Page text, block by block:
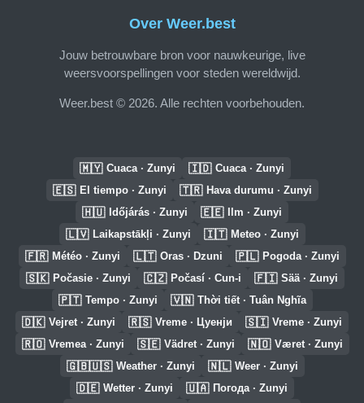
Over Weer.best
Jouw betrouwbare bron voor nauwkeurige, live
weersvoorspellingen voor steden wereldwijd.
Weer.best © 2026. Alle rechten voorbehouden.
🇲🇾 Cuaca · Zunyi 🇮🇩 Cuaca · Zunyi
🇪🇸 El tiempo · Zunyi 🇹🇷 Hava durumu · Zunyi
🇭🇺 Időjárás · Zunyi 🇪🇪 Ilm · Zunyi
🇱🇻 Laikapstākļi · Zunyi 🇮🇹 Meteo · Zunyi
🇫🇷 Météo · Zunyi 🇱🇹 Oras · Dzuni 🇵🇱 Pogoda · Zunyi
🇸🇰 Počasie · Zunyi 🇨🇿 Počasí · Cun-i 🇫🇮 Sää · Zunyi
🇵🇹 Tempo · Zunyi 🇻🇳 Thời tiết · Tuân Nghĩa
🇩🇰 Vejret · Zunyi 🇷🇸 Vreme · Цуенји 🇸🇮 Vreme · Zunyi
🇷🇴 Vremea · Zunyi 🇸🇪 Vädret · Zunyi 🇳🇴 Været · Zunyi
🇬🇧🇺🇸 Weather · Zunyi 🇳🇱 Weer · Zunyi
🇩🇪 Wetter · Zunyi 🇺🇦 Погода · Zunyi